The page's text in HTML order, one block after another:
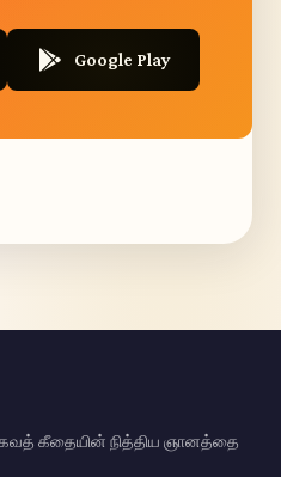
Google Play
கீதையின் நித்திய ஞானத்தை